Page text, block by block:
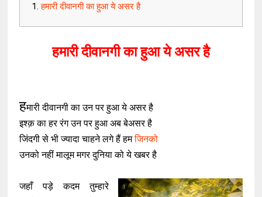
हमारी दीवानगी का हुआ ये असर है
हमारी दीवानगी का हुआ ये असर है
हमारी दीवानगी का उन पर हुआ ये असर है
इश्क़ का हर रंग उन पर हुआ अब बेअसर है
जिंदगी से भी ज्यादा चाहने लगे हैं हमजिनको
उनको नहीं मालूम मगर दुनिया को ये खबर है
जहाँ पड़े कदम तुम्हारे